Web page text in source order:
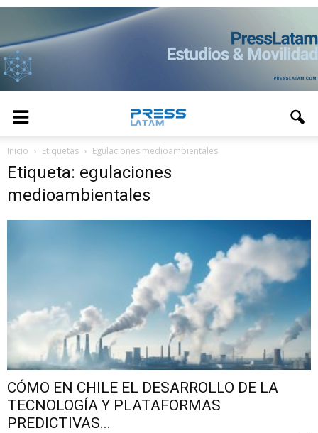
Inicio Etiquetas Egulaciones medioambientales
Etiqueta: egulaciones
medioambientales
CÓMO EN CHILE EL DESARROLLO DE LA
TECNOLOGÍA Y PLATAFORMAS
PREDICTIVAS...